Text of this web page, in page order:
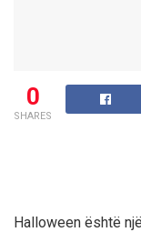
0
SHARES
Halloween është